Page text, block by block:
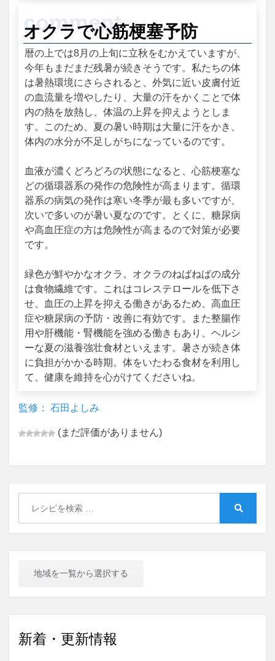
オクラで心筋梗塞予防
暦の上では8月の上旬に立秋をむかえていますが、
今年もまだまだ残暑が続きそうです。私たちの体
は暑熱環境にさらされると、外気に近い皮膚付近
の血流量を増やしたり、大量の汗をかくことで体
内の熱を放熱し、体温の上昇を抑えようとしま
す。このため、夏の暑い時期は大量に汗をかき、
体内の水分が不足しがちになっているのです。
血液が濃くどろどろの状態になると、心筋梗塞な
どの循環器系の発作の危険性が高まります。循環
器系の病気の発作は寒い冬季が最も多いですが、
次いで多いのが暑い夏なのです。とくに、糖尿病
や高血圧症の方は危険性が高まるので対策が必要
です。
緑色が鮮やかなオクラ。オクラのねばねばの成分
は食物繊維です。これはコレステロールを低下さ
せ、血圧の上昇を抑える働きがあるため、高血圧
症や糖尿病の予防・改善に有効です。また整腸作
用や肝機能・腎機能を強める働きもあり、ヘルシ
ーな夏の滋養強壮食材といえます。暑さが続き体
に負担がかかる時期。体をいたわる食材を利用し
て、健康を維持を心がけてくださいね。
監修： 石田よしみ
(まだ評価がありません)
地域を一覧から選択する
新着・更新情報